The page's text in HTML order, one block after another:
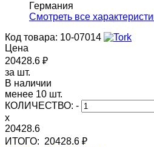
Германия
Cмотреть все
Код товара: 10-07014
Цена
20428.6 ₽
за шт.
В наличии
менее 10 шт.
КОЛИЧЕСТВО: -
x
20428.6
ИТОГО: 20428.6 ₽